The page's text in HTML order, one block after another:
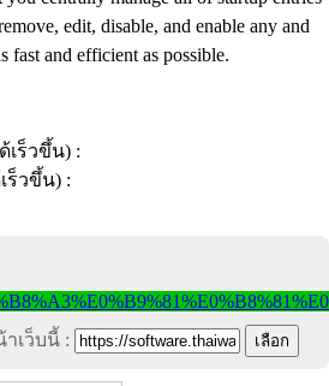
edit, disable, and enable any and
fast and efficient as possible.
เว็บนี้ :